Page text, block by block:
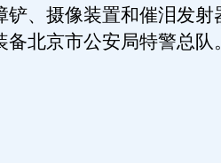
铲、摄像装置和催泪发射
备北京市公安局特警总队